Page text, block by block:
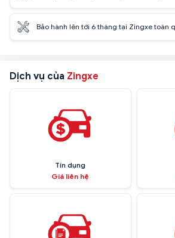
Bảo hành lên tới 6 tháng tại Zingxe toàn
Dịch vụ của Zingxe
Tín dụng
Giá liên hệ